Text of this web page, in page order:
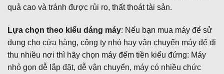
quả cao và tránh được rủi ro, thất thoát tài sản.
Lựa chọn theo kiểu dáng máy: Nếu bạn mua máy để sử
dụng cho cửa hàng, công ty nhỏ hay vận chuyển máy để đi
thu nhiều nơi thì hãy chọn máy đếm tiền kiểu đứng: Máy
nhỏ gọn dễ lắp đặt, dễ vận chuyển, máy có nhiều chức